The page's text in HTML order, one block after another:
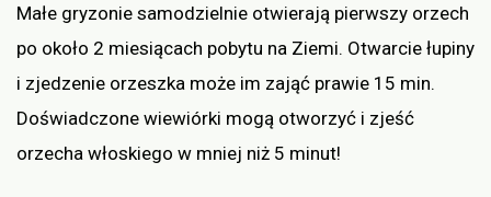
Małe gryzonie samodzielnie otwierają pierwszy orzech
po około 2 miesiącach pobytu na Ziemi. Otwarcie łupiny
i zjedzenie orzeszka może im zająć prawie 15 min.
Doświadczone wiewiórki mogą otworzyć i zjeść
orzecha włoskiego w mniej niż 5 minut!